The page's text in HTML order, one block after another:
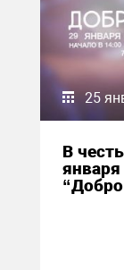
25
В
января